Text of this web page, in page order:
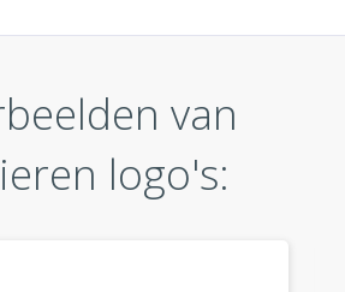
van
logo's: